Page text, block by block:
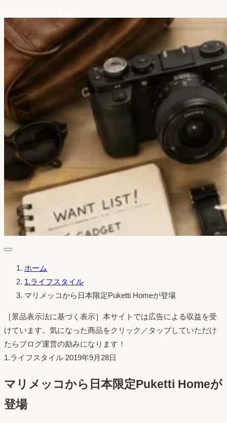
ホーム
1.ライフスタイル
マリメッコから日本限定Puketti Homeが登場
［景品表示法に基づく表示］本サイトでは広告による収益を受
けています。気になった商品をクリック／タップしていただけ
たらブログ運営の励みになります！
1.ライフスタイル 投
日：
2019年9月28日
マリメッコから日本限定Puketti Homeが
登場